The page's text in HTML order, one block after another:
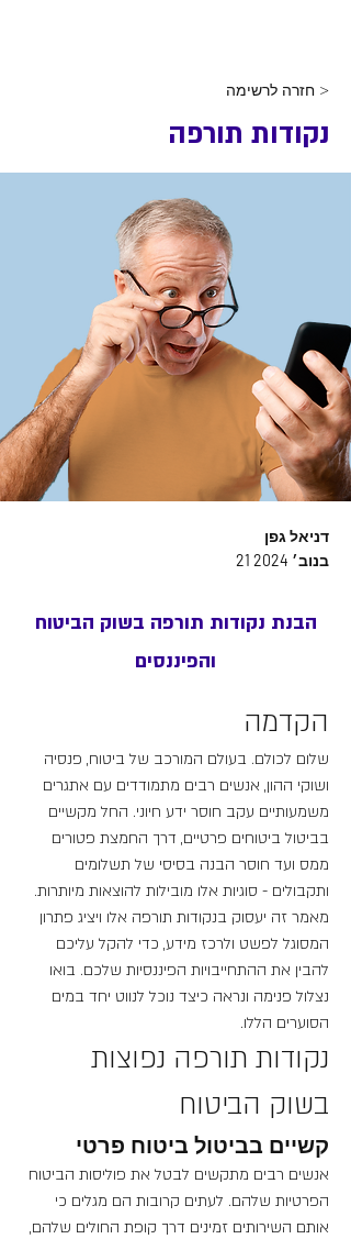
< חזרה לרשימה
נקודות תורפה
דניאל גפן
21 בנוב׳ 2024
הבנת נקודות תורפה בשוק הביטוח
והפיננסים
הקדמה
שלום לכולם. בעולם המורכב של ביטוח, פנסיה
ושוקי ההון, אנשים רבים מתמודדים עם אתגרים
משמעותיים עקב חוסר ידע חיוני. החל מקשיים
בביטול ביטוחים פרטיים, דרך החמצת פטורים
ממס ועד חוסר הבנה בסיסי של תשלומים
ותקבולים - סוגיות אלו מובילות להוצאות מיותרות.
מאמר זה יעסוק בנקודות תורפה אלו ויציג פתרון
המסוגל לפשט ולרכז מידע, כדי להקל עליכם
להבין את ההתחייבויות הפיננסיות שלכם. בואו
נצלול פנימה ונראה כיצד נוכל לנווט יחד במים
הסוערים הללו.
נקודות תורפה נפוצות
בשוק הביטוח
קשיים בביטול ביטוח פרטי
אנשים רבים מתקשים לבטל את פוליסות הביטוח
הפרטיות שלהם. לעתים קרובות הם מגלים כי
אותם השירותים זמינים דרך קופת החולים שלהם,